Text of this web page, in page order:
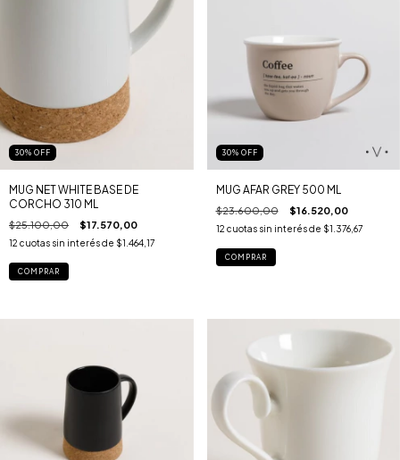
30% OFF
MUG NET WHITE BASE DE
CORCHO 310 ML
$25.100,00 $17.570,00
12 cuotas sin interés de $1.464,17
30% OFF
MUG AFAR GREY 500 ML
$23.600,00 $16.520,00
12 cuotas sin interés de $1.376,67